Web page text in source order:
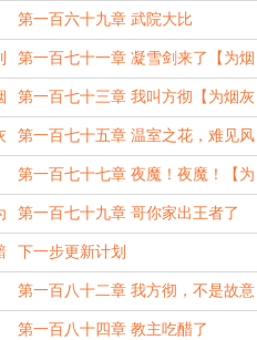
灰黯然跌落大盟加更10】
第一百六十九章 武院大比
第一百七十一章 凝雪剑来了【为烟
灰黯然跌落大盟加更11】
第一百七十三章 我叫方彻【为烟灰
黯然跌落大盟加更13】
第一百七十五章 温室之花，难见风
雨
第一百七十七章 夜魔！夜魔！【为
烟灰黯然跌落大盟加更15】
第一百七十九章 哥你家出王者了
【为烟灰黯然跌落大盟加更17】
下一步更新计划
第一百八十二章 我方彻，不是故意
的！
第一百八十四章 教主吃醋了